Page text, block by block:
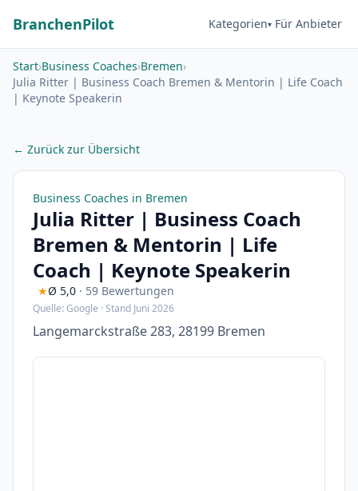
BranchenPilot Kategorien Für Anbieter
Start›Business Coaches›Bremen›
Julia Ritter | Business Coach Bremen & Mentorin | Life Coach
| Keynote Speakerin
← Zurück zur Übersicht
Business Coaches in Bremen
Julia Ritter | Business Coach
Bremen & Mentorin | Life
Coach | Keynote Speakerin
★Ø 5,0 · 59 Bewertungen
Quelle: Google · Stand Juni 2026
Langemarckstraße 283, 28199 Bremen